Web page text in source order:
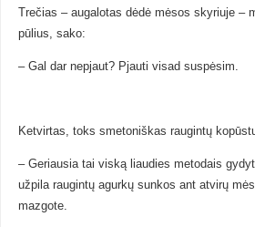
Trečias – augalotas dėdė mėsos skyriuje –
pūlius, sako:
– Gal dar nepjaut? Pjauti visad suspėsim.
Ketvirtas, toks smetoniškas raugintų
– Geriausia tai viską liaudies metodais
užpila raugintų agurkų sunkos ant atvirų
mazgote.